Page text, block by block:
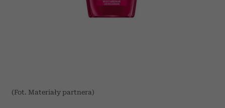
(Fot. Materiały partnera)